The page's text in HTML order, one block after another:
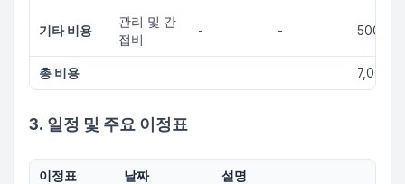
기타 비용
관리 및 간
접비
- -
총 비용
3. 일정 및 주요 이정표
이정표 날짜 설명